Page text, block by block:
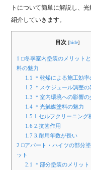
トについて簡単に解説し、
紹介していきます。
目次 [hide]
1 □冬季室内塗装のメリット
料の魅力
1.1
＊乾燥による施工効率
1.2 ＊スケジュール調整の
1.3 ＊室内環境への影響の
1.4 ＊光触媒塗料の魅力
1.5 1.セルフクリーニング
1.6 2.抗菌作用
1.7 3.耐用年数が長い
2 □アパート・ハイツの部分塗
ット
2.1
＊部分塗装のメリット